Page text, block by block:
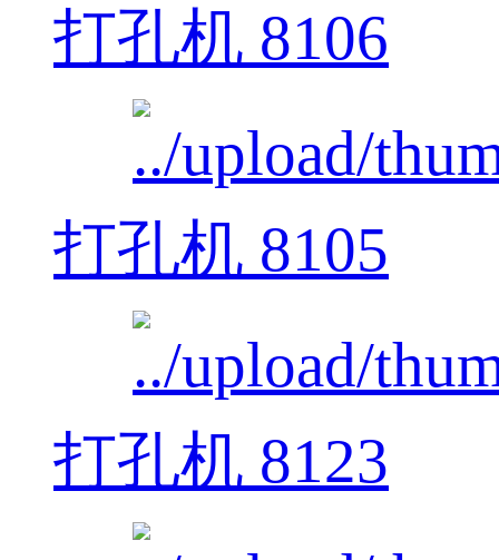
打孔机 8106
打孔机 8105
打孔机 8123